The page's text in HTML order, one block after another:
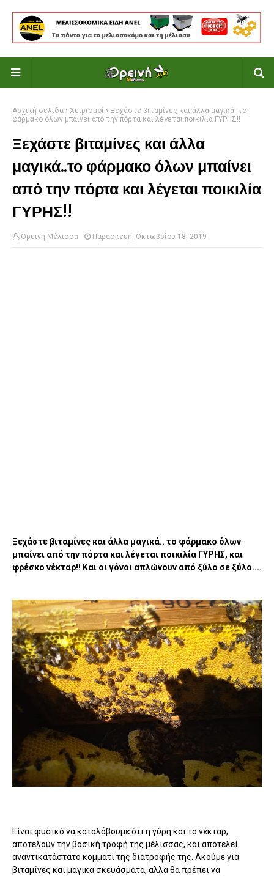
Αρχική σελίδα Χειρισμοί
Ξεχάστε βιταμίνες και άλλα μαγικά..το
φάρμακο όλων μπαίνει από την πόρτα και λέγεται ποικιλία ΓΥΡΗΣ!!
Ξεχάστε βιταμίνες και άλλα
μαγικά..το φάρμακο όλων μπαίνει
από την πόρτα και λέγεται ποικιλία
ΓΥΡΗΣ!!
Ορεινή Μέλισσα Παρασκευή, Οκτωβρίου 18, 2019
Ξεχάστε βιταμίνες και άλλα μαγικά.. το φάρμακο όλων
μπαίνει από την πόρτα και λέγεται ποικιλία ΓΥΡΗΣ, και
φρέσκο νέκταρ!! Και οι γόνοι απλώνουν από ξύλο σε ξύλο....
Είναι φυσικό να καταλάβουμε ότι η γύρη και το νέκταρ,
αποτελούν την βασική τροφή της μέλισσας, και αποτελεί
αναντικατάστατο κομμάτι της διατροφής της. Ακούμε για
βιταμίνες και μαγικά σκευάσματα, αλλά θα πρέπει να